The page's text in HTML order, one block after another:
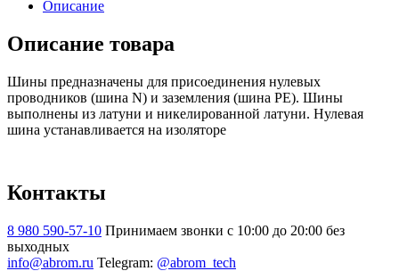
Описание
Описание товара
Шины предназначены для присоединения нулевых
проводников (шина N) и заземления (шина PE). Шины
выполнены из латуни и никелированной латуни. Нулевая
шина устанавливается на изоляторе
Контакты
8 980 590-57-10 Принимаем звонки с 10:00 до 20:00 без
выходных
info@abrom.ru Telegram: @abrom_tech